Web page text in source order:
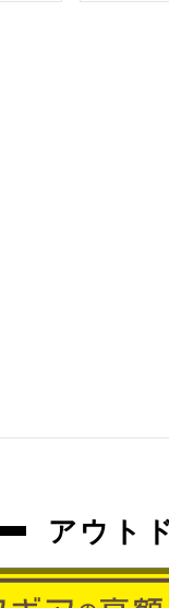
アウト